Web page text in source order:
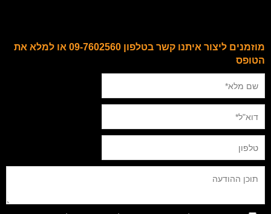
מוזמנים ליצור איתנו קשר בטלפון 09-7602560 או למלא את
הטופס